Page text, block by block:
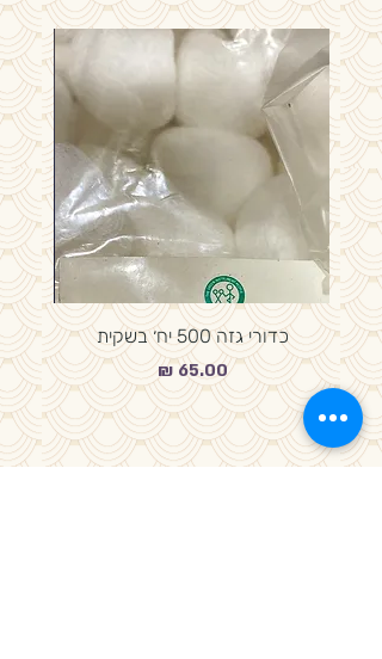
כדורי גזה 500 יח׳ בשקית
מחיר‏65.00 ‏₪